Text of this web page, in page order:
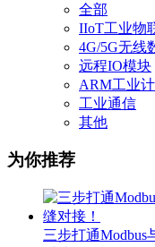
全部
IIoT工业物
4G/5G无线
远程IO模块
ARM工业
工业通信
其他
为你推荐
三步打通Modbus